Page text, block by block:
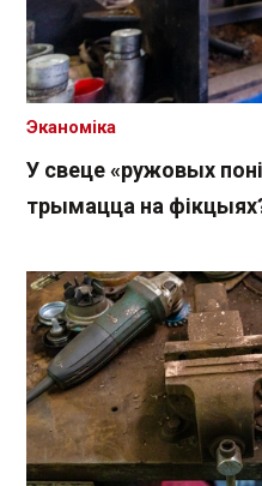
У свеце «ружовых
трымацца на
Эканоміка